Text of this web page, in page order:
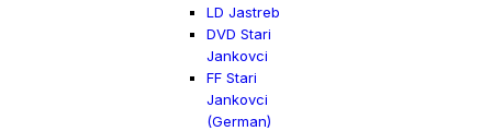
LD Jastreb
DVD Stari
Jankovci
FF Stari
Jankovci
(German)